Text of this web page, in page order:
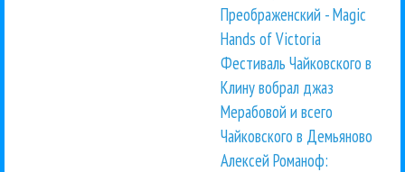
Преображенский - Magic
Hands of Victoria
Фестиваль Чайковского в
Клину вобрал джаз
Мерабовой и всего
Чайковского в Демьяново
Алексей Романоф: